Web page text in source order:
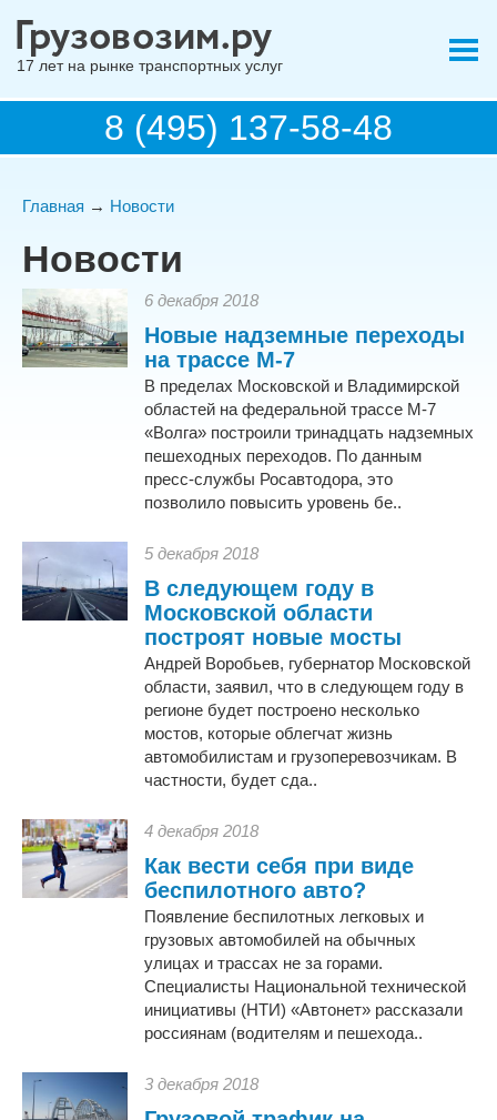
17 лет на рынке транспортных услуг
8 (495) 137-58-48
Главная → Новости
Новости
6 декабря 2018
Новые надземные переходы
на трассе М-7
В пределах Московской и Владимирской
областей на федеральной трассе М-7
«Волга» построили тринадцать надземных
пешеходных переходов. По данным
пресс-службы Росавтодора, это
позволило повысить уровень бе..
5 декабря 2018
В следующем году в
Московской области
построят новые мосты
Андрей Воробьев, губернатор Московской
области, заявил, что в следующем году в
регионе будет построено несколько
мостов, которые облегчат жизнь
автомобилистам и грузоперевозчикам. В
частности, будет сда..
4 декабря 2018
Как вести себя при виде
беспилотного авто?
Появление беспилотных легковых и
грузовых автомобилей на обычных
улицах и трассах не за горами.
Специалисты Национальной технической
инициативы (НТИ) «Автонет» рассказали
россиянам (водителям и пешехода..
3 декабря 2018